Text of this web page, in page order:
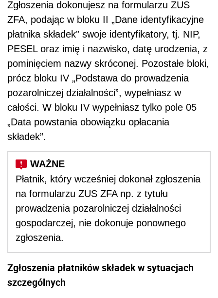
Zgłoszenia dokonujesz na formularzu ZUS
ZFA, podając w bloku II „Dane identyfikacyjne
płatnika składek” swoje identyfikatory, tj. NIP,
PESEL oraz imię i nazwisko, datę urodzenia, z
pominięciem nazwy skróconej. Pozostałe bloki,
prócz bloku IV „Podstawa do prowadzenia
pozarolniczej działalności”, wypełniasz w
całości. W bloku IV wypełniasz tylko pole 05
„Data powstania obowiązku opłacania
składek”.
Płatnik, który wcześniej dokonał zgłoszenia
na formularzu ZUS ZFA np. z tytułu
prowadzenia pozarolniczej działalności
gospodarczej, nie dokonuje ponownego
zgłoszenia.
Zgłoszenia płatników składek w sytuacjach
szczególnych